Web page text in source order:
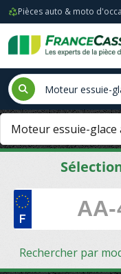
Pièces auto & moto